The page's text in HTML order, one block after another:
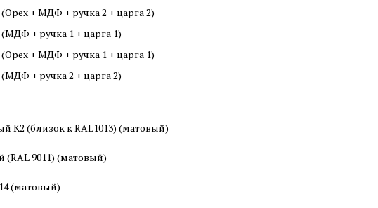
+ МДФ + ручка 2 + царга 2)
+ ручка 1 + царга 1)
+ МДФ + ручка 1 + царга 1)
+ ручка 2 + царга 2)
K2 (близок к RAL1013) (матовый)
(RAL 9011) (матовый)
(матовый)